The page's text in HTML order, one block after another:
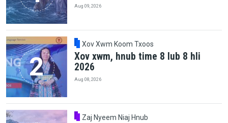
Aug 09, 2026
Xov Xwm Koom Txoos
Xov xwm, hnub time 8 lub 8 hli
2026
Aug 08, 2026
Zaj Nyeem Niaj Hnub